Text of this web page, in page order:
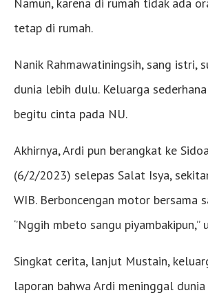
tetap di rumah.
Nanik Rahmawatiningsih, sang istri,
dunia lebih dulu. Keluarga
begitu cinta pada NU.
Akhirnya, Ardi pun berangkat ke
(6/2/2023) selepas Salat Isya,
WIB. Berboncengan motor bersama
‘’Nggih mbeto sangu piyambakipun,’’
Singkat cerita, lanjut Mustain,
laporan bahwa Ardi meninggal